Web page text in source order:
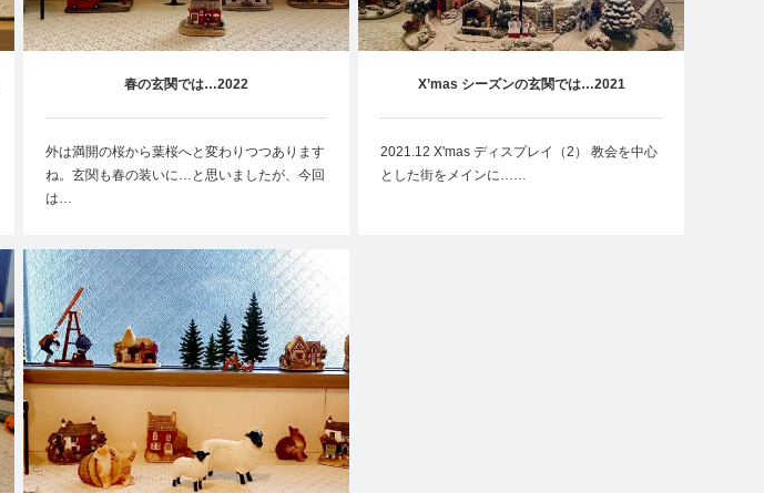
春の玄関では…2022
外は満開の桜から葉桜へと変わりつつあります
ね。玄関も春の装いに…と思いましたが、今回
は…
X’mas シーズンの玄関では…2021
2021.12 X'mas ディスプレイ（2） 教会を中心
とした街をメインに……